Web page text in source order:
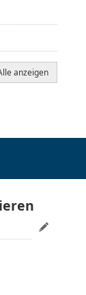
anzeigen